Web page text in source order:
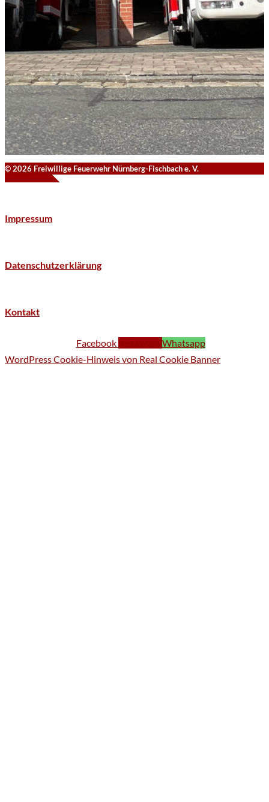
© 2026 Freiwillige Feuerwehr Nürnberg-Fischbach e. V.
Impressum
Datenschutzerklärung
Kontakt
Facebook
Whatsapp
WordPress Cookie-Hinweis von Real Cookie Banner